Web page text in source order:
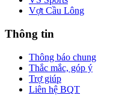
Vợt Cầu Lông
Thông tin
Thông báo chung
Thắc mắc, góp ý
Trợ giúp
Liên hệ BQT